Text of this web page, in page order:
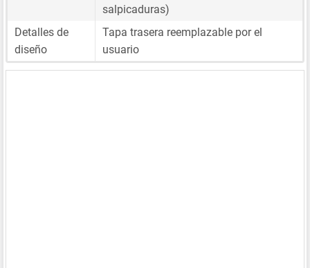
salpicaduras)
Detalles de
diseño
Tapa trasera reemplazable por el
usuario